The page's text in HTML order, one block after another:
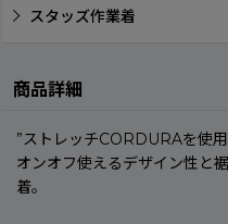
スタッズ作業着
商品詳細
”ストレッチCORDURAを使
オンオフ使えるデザイン性と
着。